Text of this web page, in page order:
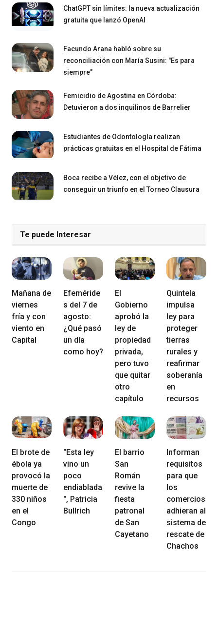
ChatGPT sin límites: la nueva actualización
gratuita que lanzó OpenAI
Facundo Arana habló sobre su
reconciliación con María Susini: "Es para
siempre"
Femicidio de Agostina en Córdoba:
Detuvieron a dos inquilinos de Barrelier
Estudiantes de Odontología realizan
prácticas gratuitas en el Hospital de Fátima
Boca recibe a Vélez, con el objetivo de
conseguir un triunfo en el Torneo Clausura
Te puede Interesar
Mañana de
viernes
fría y con
viento en
Capital
Efeméride
s del 7 de
agosto:
¿Qué pasó
un día
como hoy?
El
Gobierno
aprobó la
ley de
propiedad
privada,
pero tuvo
que quitar
otro
capítulo
Quintela
impulsa
ley para
proteger
tierras
rurales y
reafirmar
soberanía
en
recursos
El brote de
ébola ya
provocó la
muerte de
330 niños
en el
Congo
"Esta ley
vino un
poco
endiablada
", Patricia
Bullrich
El barrio
San
Román
revive la
fiesta
patronal
de San
Cayetano
Informan
requisitos
para que
los
comercios
adhieran al
sistema de
rescate de
Chachos